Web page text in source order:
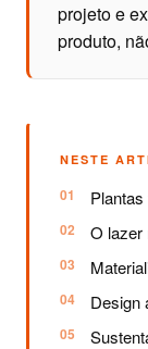
projeto e
produto,
NESTE
O lazer
Design